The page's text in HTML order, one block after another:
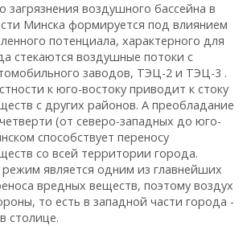
загрязнения воздушного бассейна в
Минска формируется под влиянием
потенциала, характерного для
стекаются воздушные потоки с
заводов, ТЭЦ-2 и ТЭЦ-3 .
к юго-востоку приводит к стоку
с других районов. А преобладание
(от северо-западных до юго-
способствует переносу
со всей территории города.
является одним из главнейших
вредных веществ, поэтому воздух
то есть в западной части города -
столице.